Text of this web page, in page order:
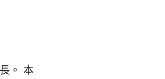
。 本